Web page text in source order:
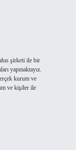
şirketi ile bir
yapmaktayız.
kurum ve
ve kişiler ile